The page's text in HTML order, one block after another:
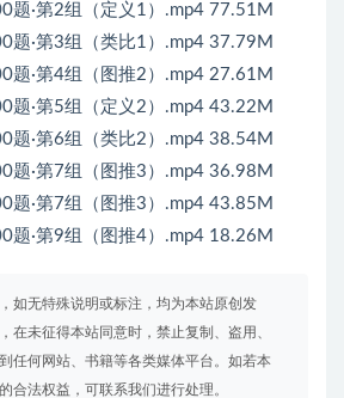
题·第2组（定义1）.mp4 77.51M
题·第3组（类比1）.mp4 37.79M
题·第4组（图推2）.mp4 27.61M
题·第5组（定义2）.mp4 43.22M
题·第6组（类比2）.mp4 38.54M
题·第7组（图推3）.mp4 36.98M
题·第7组（图推3）.mp4 43.85M
题·第9组（图推4）.mp4 18.26M
如无特殊说明或标注，均为本站原创发
在未征得本站同意时，禁止复制、盗用、
任何网站、书籍等各类媒体平台。如若本
合法权益，可联系我们进行处理。